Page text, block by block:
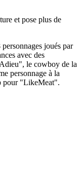
et pose plus de
joués par
avec des
le cowboy de la
personnage à la
pour "LikeMeat".